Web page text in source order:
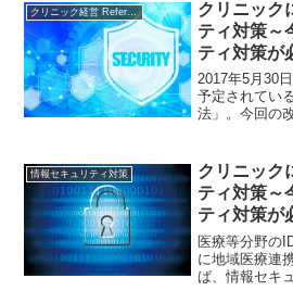
稿では、対策
先生方に、簡
具体的な対策
紹介します。
クリニック経営 References
クリニック
ティ対策～
ティ対策が
（全3回）
2017年5月30
予定されてい
法」。今回の
イバー攻撃が
クリニックは
策を行うべき
は、技術的対
いてご紹介し
情報セキュリティ対策
クリニック
ティ対策～
ティ対策が
（全3回）
医療等分野の
に地域医療連
ば、情報セキ